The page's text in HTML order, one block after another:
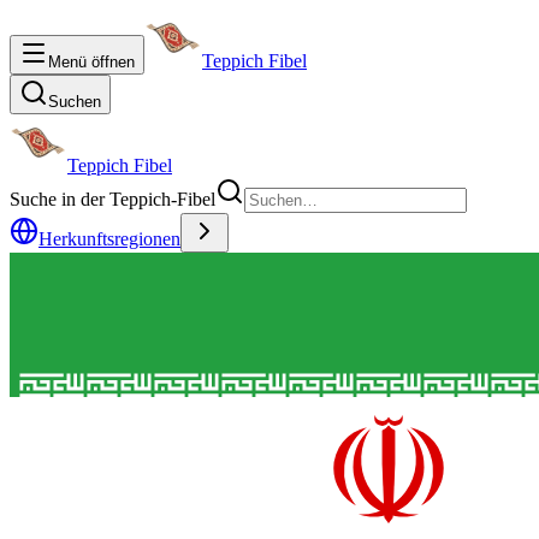
Menü öffnen Teppich Fibel
Suchen
Teppich Fibel
Suche in der Teppich-Fibel
Herkunftsregionen